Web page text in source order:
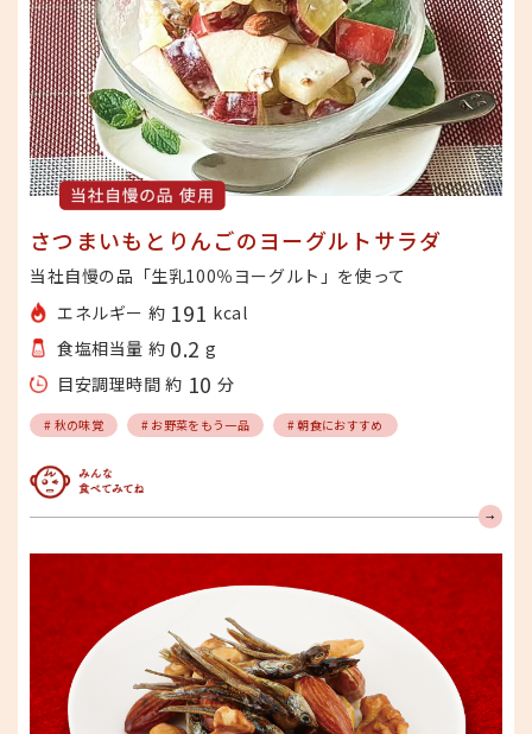
さつまいもとりんごのヨーグルトサラダ
当社自慢の品「生乳100％ヨーグルト」を使って
エネルギー 約 191 kcal
食塩相当量 約 0.2 g
目安調理時間 約 10 分
# 秋の味覚 # お野菜をもう一品 # 朝食におすすめ
みんな食べてみてね